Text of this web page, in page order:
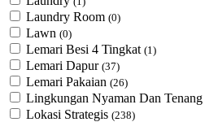
Laundry Room (0)
Lawn (0)
Lemari Besi 4 Tingkat (1)
Lemari Dapur (37)
Lemari Pakaian (26)
Lingkungan Nyaman Dan Tenang
Lokasi Strategis (238)